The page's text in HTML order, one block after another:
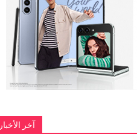
آخر الأخبار